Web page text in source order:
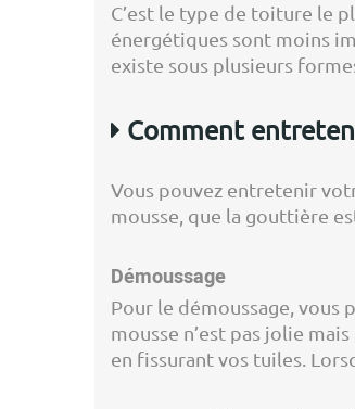
C’est le type de toiture le
énergétiques sont moins
existe sous plusieurs
Comment
Vous pouvez entretenir
mousse, que la gouttière
Démoussage
Pour le démoussage, vous
mousse n’est pas jolie
en fissurant vos tuiles.